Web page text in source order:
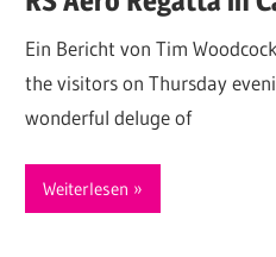
Ein Bericht von Tim
the visitors on Thursday
wonderful deluge of
Weiterlesen